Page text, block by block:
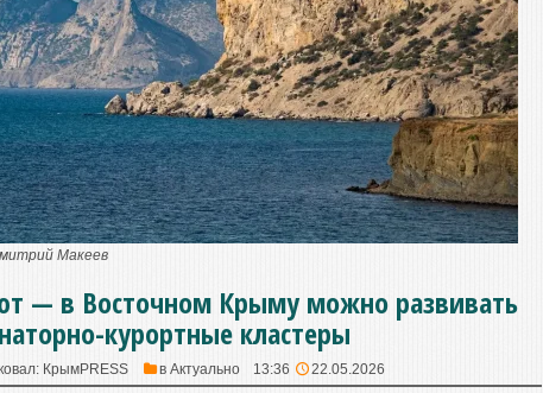
Макеев
— в Восточном Крыму можно развивать
курортные кластеры
КрымPRESS в Актуально 13:36 22.05.2026